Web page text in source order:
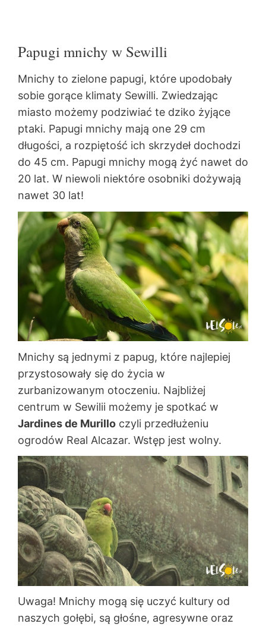
Papugi mnichy w Sewilli
Mnichy to zielone papugi, które upodobały
sobie gorące klimaty Sewilli. Zwiedzając
miasto możemy podziwiać te dziko żyjące
ptaki. Papugi mnichy mają one 29 cm
długości, a rozpiętość ich skrzydeł dochodzi
do 45 cm. Papugi mnichy mogą żyć nawet do
20 lat. W niewoli niektóre osobniki dożywają
nawet 30 lat!
Mnichy są jednymi z papug, które najlepiej
przystosowały się do życia w
zurbanizowanym otoczeniu. Najbliżej
centrum w Sewilii możemy je spotkać w
Jardines de Murillo czyli przedłużeniu
ogrodów Real Alcazar. Wstęp jest wolny.
Uwaga! Mnichy mogą się uczyć kultury od
naszych gołębi, są głośne, agresywne oraz